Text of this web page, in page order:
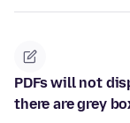
PDFs will not
there are grey